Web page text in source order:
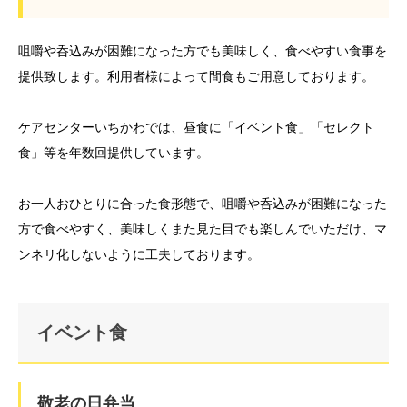
咀嚼や呑込みが困難になった方でも美味しく、食べやすい食事を
提供致します。利用者様によって間食もご用意しております。
ケアセンターいちかわでは、昼食に「イベント食」「セレクト
食」等を年数回提供しています。
お一人おひとりに合った食形態で、咀嚼や呑込みが困難になった
方で食べやすく、美味しくまた見た目でも楽しんでいただけ、マ
ンネリ化しないように工夫しております。
イベント食
敬老の日弁当